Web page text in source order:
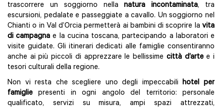
trascorrere un soggiorno nellanatura incontaminata, tra
escursioni, pedalate e passeggiate a cavallo. Un soggiorno nel
Chianti o in Val d’Orcia permetterà ai bambini di scoprire la vita
di campagna e la cucina toscana, partecipando a laboratori e
visite guidate. Gli itinerari dedicati alle famiglie consentiranno
anche ai più piccoli di apprezzare le bellissime città d’artee i
tesori culturali della regione.
Non vi resta che scegliere uno degli impeccabilihotel per
famiglie presenti in ogni angolo del territorio: personale
qualificato, servizi su misura, ampi spazi attrezzati,